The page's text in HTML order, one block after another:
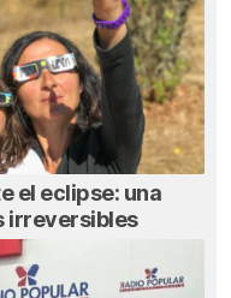
el eclipse: una
irreversibles